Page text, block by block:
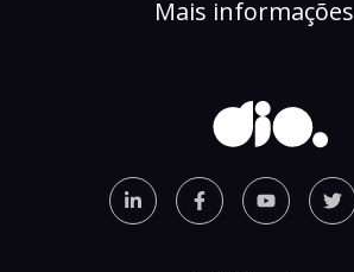
Mais informações